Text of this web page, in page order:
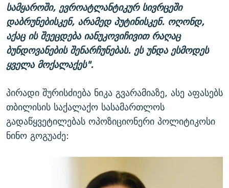
სამყაროში, ევროატლანტიკურ სივრცეში
დაბრუნებისკენ, არამედ პუტინისკენ. ოღონდ,
აქაც ის შეეცდება იანუკოვიჩივით რაღაც
ბუნდოვანების შენარჩუნებას. ეს უნდა ესმოდეს
ყველა მოქალაქეს".
პირადი შურისძიება ნიკა გვარამიაზე, ასე აფასებს
თბილისის საქალაქო სასამართლოს
გადაწყვეტილებას ოპოზიციონერი პოლიტიკოსი
ნინო გოგუაძე: